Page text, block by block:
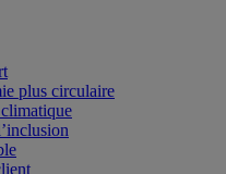
plus circulaire